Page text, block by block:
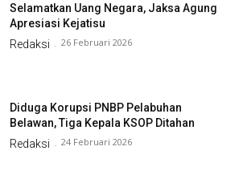
Selamatkan Uang Negara, Jaksa Agung
Apresiasi Kejatisu
Redaksi - 26 Februari 2026
Diduga Korupsi PNBP Pelabuhan
Belawan, Tiga Kepala KSOP Ditahan
Redaksi - 24 Februari 2026